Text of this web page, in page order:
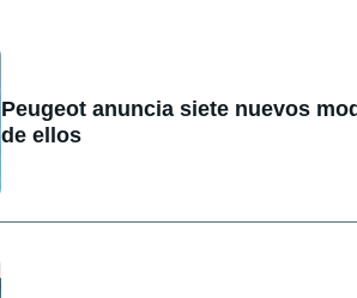
Peugeot anuncia siete nuevos
de ellos